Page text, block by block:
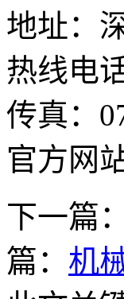
地址：
热线电
传真：
官方网
下一篇：
篇： 机